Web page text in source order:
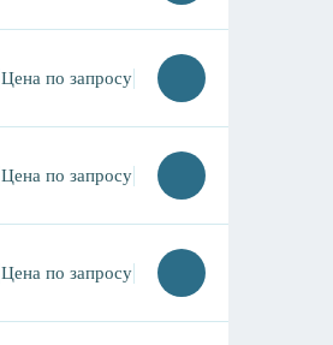
Цена по запросу
Цена по запросу
Цена по запросу